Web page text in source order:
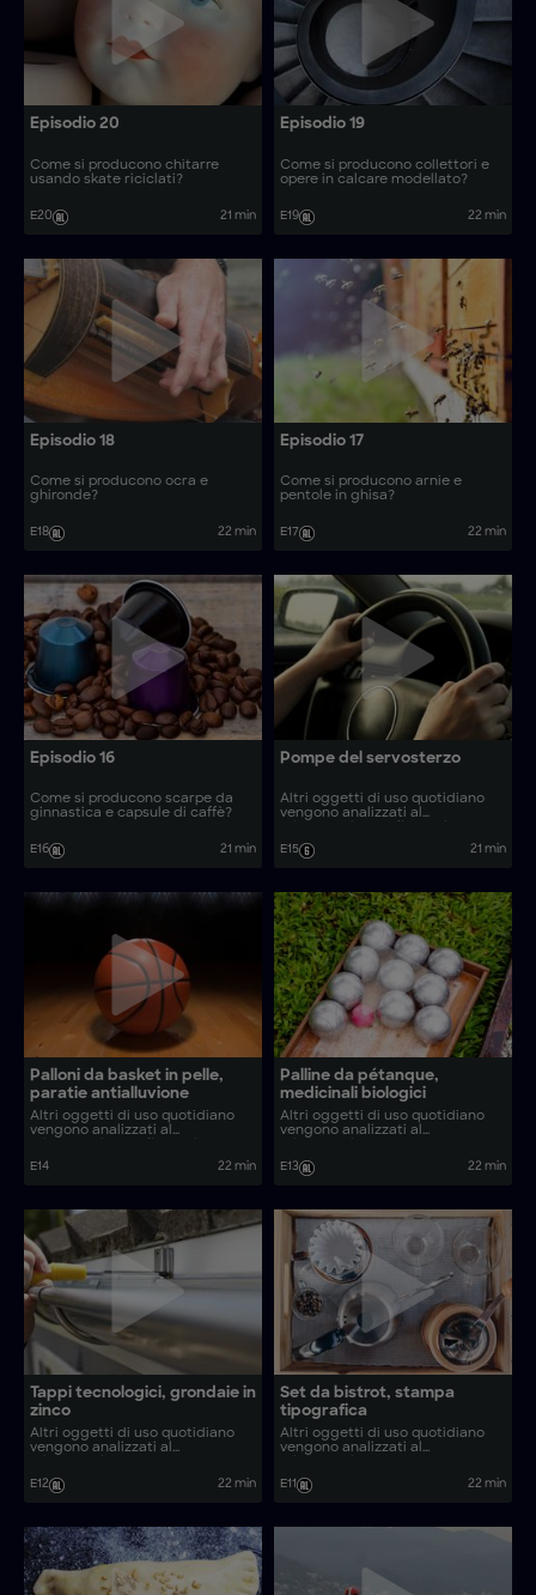
Episodio 20
Come si producono chitarre
usando skate riciclati?
E20 21 min
Episodio 19
Come si producono collettori e
opere in calcare modellato?
E19 22 min
Episodio 18
Come si producono ocra e
ghironde?
E18 22 min
Episodio 17
Come si producono arnie e
pentole in ghisa?
E17 22 min
Episodio 16
Come si producono scarpe da
ginnastica e capsule di caffè?
E16 21 min
Pompe del servosterzo
Altri oggetti di uso quotidiano
vengono analizzati al
processi produttivi dietro oggetti
comuni come piatti asiatici in
E15 21 min
Palloni da basket in pelle,
paratie antialluvione
Altri oggetti di uso quotidiano
vengono analizzati al
processi produttivi dietro oggetti
comuni come tele in legno e
E14 22 min
Palline da pétanque,
medicinali biologici
Altri oggetti di uso quotidiano
vengono analizzati al
realizzati oggetti come finitrici
d’asfalto ed espadrillas basche?
E13 22 min
Tappi tecnologici, grondaie in
zinco
Altri oggetti di uso quotidiano
vengono analizzati al
realizzati oggetti come il
prosciutto basco tradizionale e le
E12 22 min
Set da bistrot, stampa
tipografica
Altri oggetti di uso quotidiano
vengono analizzati al
realizzate le lampade in
ceramica di bambù e i
E11 22 min